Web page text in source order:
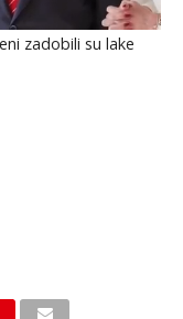
zadobili su lake